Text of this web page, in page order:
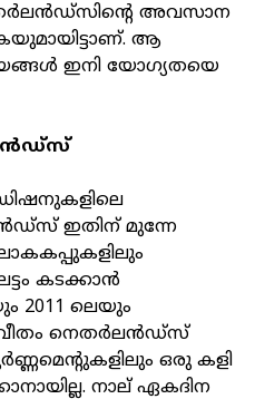
അവസാന
ആ
ഇനി യോഗ്യതയെ
ഇതിന് മുന്നേ
കടക്കാൻ
2011 ലെയും
നെതർലൻഡ്സ്
ഒരു കളി
നാല് ഏകദിന